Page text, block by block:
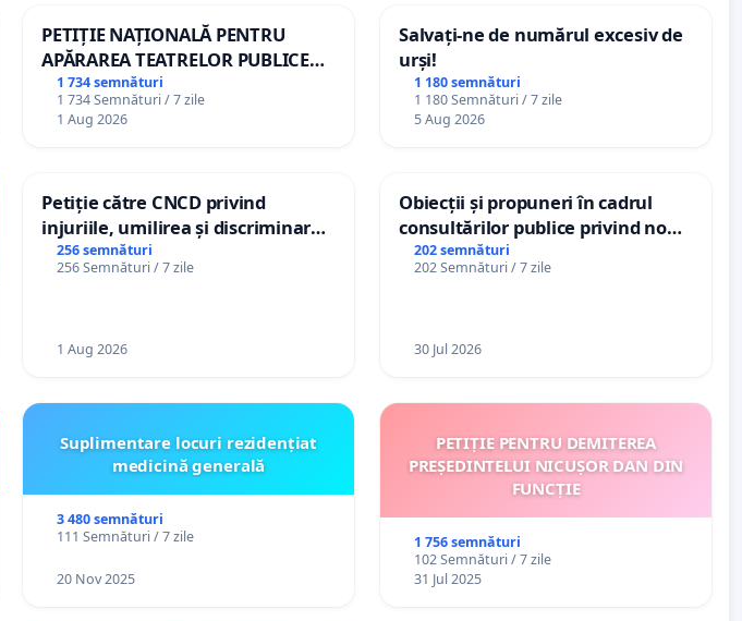
PETIȚIE NAȚIONALĂ PENTRU
APĂRAREA TEATRELOR PUBLICE
DE REPERTORIU DIN ROMÂNIA
1 734 semnături
1 734 Semnături / 7 zile
1 Aug 2026
Salvați-ne de numărul excesiv de
urși!
1 180 semnături
1 180 Semnături / 7 zile
5 Aug 2026
Petiție către CNCD privind
injuriile, umilirea și discriminarea
persoanelor cu dizabilități de
către utilizatorul TikTok „Gorici”
256 semnături
256 Semnături / 7 zile
1 Aug 2026
Obiecții și propuneri în cadrul
consultărilor publice privind noul
Plan Urbanistic General (PUG)
Ialoveni
202 semnături
202 Semnături / 7 zile
30 Jul 2026
Suplimentare locuri rezidențiat
medicină generală
3 480 semnături
111 Semnături / 7 zile
20 Nov 2025
PETIȚIE PENTRU DEMITEREA
PREȘEDINTELUI NICUȘOR DAN DIN
FUNCȚIE
1 756 semnături
102 Semnături / 7 zile
31 Jul 2025